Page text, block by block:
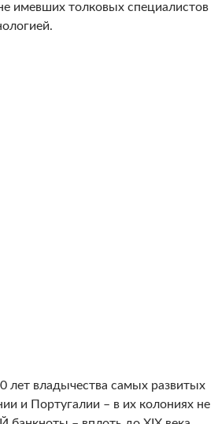
имевших толковых специалистов
лет владычества самых развитых
и Португалии – в их колониях не